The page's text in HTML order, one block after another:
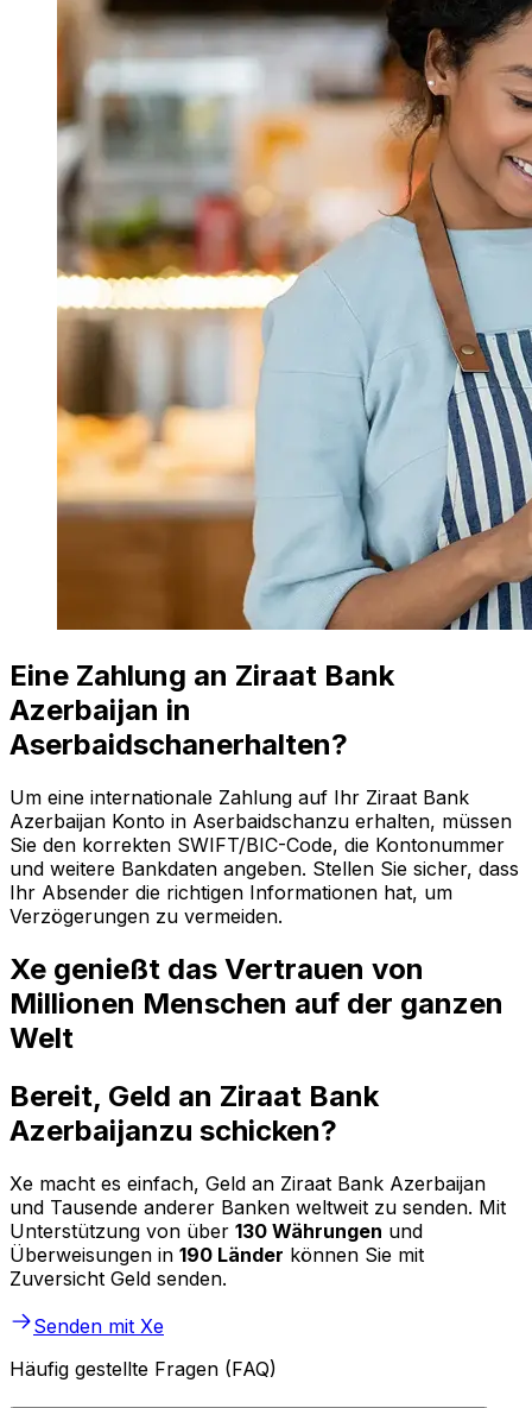
Eine Zahlung an Ziraat Bank
Azerbaijan in
Aserbaidschanerhalten?
Um eine internationale Zahlung auf Ihr Ziraat Bank
Azerbaijan Konto in Aserbaidschanzu erhalten, müssen
Sie den korrekten SWIFT/BIC-Code, die Kontonummer
und weitere Bankdaten angeben. Stellen Sie sicher, dass
Ihr Absender die richtigen Informationen hat, um
Verzögerungen zu vermeiden.
Xe genießt das Vertrauen von
Millionen Menschen auf der ganzen
Welt
Bereit, Geld an Ziraat Bank
Azerbaijanzu schicken?
Xe macht es einfach, Geld an Ziraat Bank Azerbaijan
und Tausende anderer Banken weltweit zu senden. Mit
Unterstützung von über 130 Währungen und
Überweisungen in 190 Länder können Sie mit
Zuversicht Geld senden.
Senden mit Xe
Häufig gestellte Fragen (FAQ)